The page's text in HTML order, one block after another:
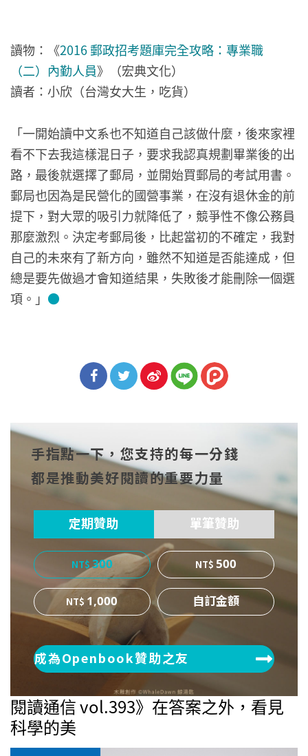
讀物：《2016 郵政招考題庫完全攻略：專業職
（二）內勤人員》（宏典文化）
讀者：小欣（台灣女大生，吃貨）
「一開始讀中文系也不知道自己該做什麼，後來家裡
看不下去我這樣混日子，要求我認真規劃畢業後的出
路，最後就選擇了郵局，並開始買郵局的考試用書。
郵局也因為是民營化的國營事業，在沒有退休金的前
提下，對大眾的吸引力就降低了，競爭性不像公務員
那麼激烈。決定考郵局後，比起當初的不確定，我對
自己的未來有了新方向，雖然不知道是否能達成，但
總是要先做過才會知道結果，失敗後才能刪除一個選
項。」 ●
cebo
ok
witt
er
博
手指點一下，您支持的每一分錢
都是推動美好閱讀的重要力量
定期贊助 單筆贊助
300
500
1,000
成為Openbook贊助之友
閱讀通信 vol.393》在答案之外，看見
科學的美